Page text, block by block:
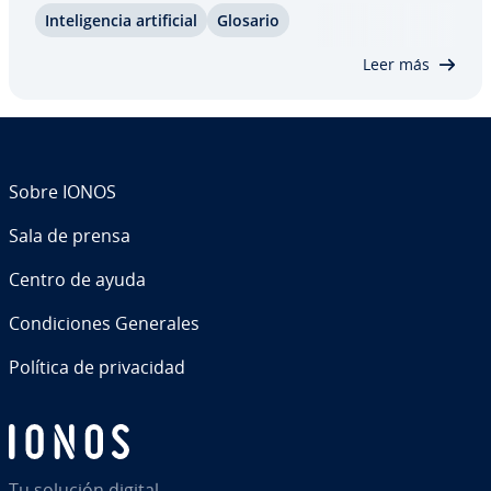
In­te­li­ge­n­cia ar­ti­fi­cial Glosario
Leer más
Sobre IONOS
Sala de prensa
Centro de ayuda
Co­n­di­cio­nes Generales
Política de pri­va­ci­dad